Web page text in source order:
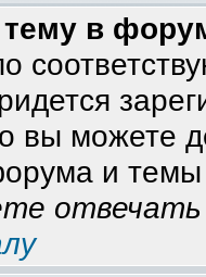
тему в
вы можете
и
отвечать